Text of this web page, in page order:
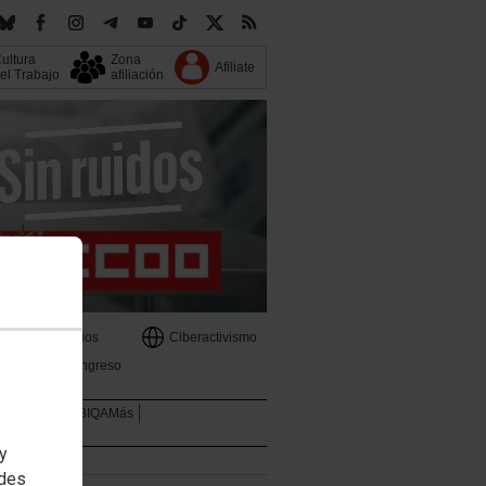
Trabajo
Zona
afiliación
Afiliate
Servicios
Ciberactivismo
13 Congreso
LGTBIQAMás